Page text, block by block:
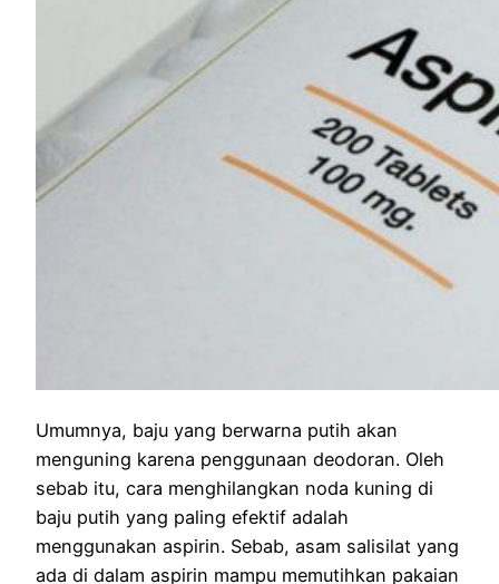
Umumnya, baju yang berwarna putih akan
menguning karena penggunaan deodoran. Oleh
sebab itu, cara menghilangkan noda kuning di
baju putih yang paling efektif adalah
menggunakan aspirin. Sebab, asam salisilat yang
ada di dalam aspirin mampu memutihkan pakaian